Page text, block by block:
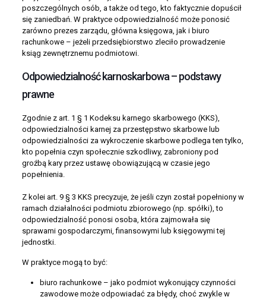
poszczególnych osób, a także od tego, kto faktycznie dopuścił
się zaniedbań. W praktyce odpowiedzialność może ponosić
zarówno prezes zarządu, główna księgowa, jak i biuro
rachunkowe – jeżeli przedsiębiorstwo zleciło prowadzenie
ksiąg zewnętrznemu podmiotowi.
Odpowiedzialność karnoskarbowa – podstawy
prawne
Zgodnie z art. 1 § 1 Kodeksu karnego skarbowego (KKS),
odpowiedzialności karnej za przestępstwo skarbowe lub
odpowiedzialności za wykroczenie skarbowe podlega ten tylko,
kto popełnia czyn społecznie szkodliwy, zabroniony pod
groźbą kary przez ustawę obowiązującą w czasie jego
popełnienia.
Z kolei art. 9 § 3 KKS precyzuje, że jeśli czyn został popełniony w
ramach działalności podmiotu zbiorowego (np. spółki), to
odpowiedzialność ponosi osoba, która zajmowała się
sprawami gospodarczymi, finansowymi lub księgowymi tej
jednostki.
W praktyce mogą to być:
biuro rachunkowe – jako podmiot wykonujący czynności
zawodowe może odpowiadać za błędy, choć zwykle w